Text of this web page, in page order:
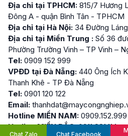
Địa chỉ tại TPHCM: 815/7 Hương
Đông A - quận Bình Tân - TPHCM
Địa chỉ tại Hà Nội: 34 Đường
Địa chỉ tại Miền Trung : Số 36
Phường Trường Vinh – TP Vinh –
Tel: 0909 152 999
VPĐD tại Đà Nẵng: 440 Ông Ích
Thanh Khê - TP Đà Nẵng
Tel: 0901 120 122
Email:
Hotline MIỀN NAM: 0909.152.999
Hotline MIỀN BẮC: 0911.881.114
Chat Zalo Chat Facebook